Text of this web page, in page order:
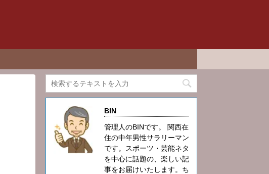
BIN
管理人のBINです。 関西在
住の中年男性サラリーマン
です。スポーツ・芸能ネタ
を中心に話題の、楽しい記
事をお届けいたします。ち